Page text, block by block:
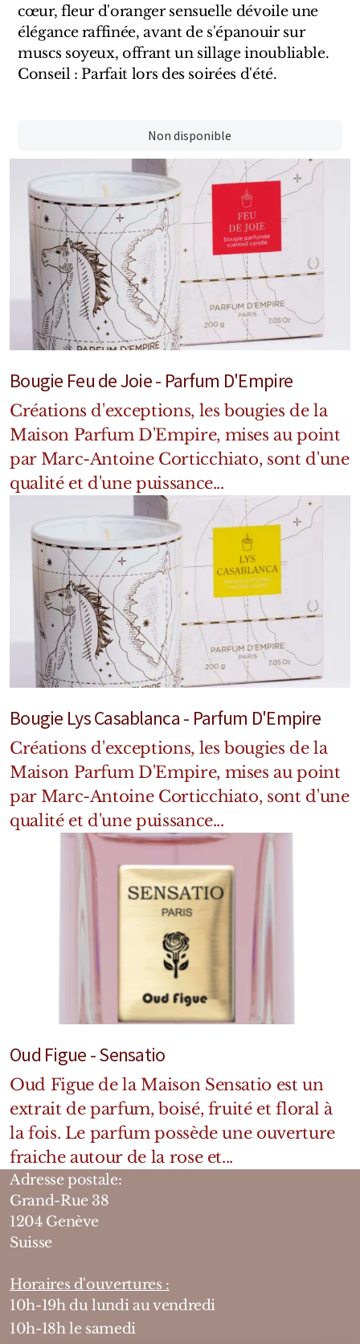
cœur, fleur d'oranger sensuelle dévoile une
élégance raffinée, avant de s'épanouir sur
muscs soyeux, offrant un sillage inoubliable.
Conseil : Parfait lors des soirées d'été.
Non disponible
Bougie Feu de Joie - Parfum D'Empire
Créations d'exceptions, les bougies de la
Maison Parfum D'Empire, mises au point
par Marc-Antoine Corticchiato, sont d'une
qualité et d'une puissance...
Bougie Lys Casablanca - Parfum D'Empire
Créations d'exceptions, les bougies de la
Maison Parfum D'Empire, mises au point
par Marc-Antoine Corticchiato, sont d'une
qualité et d'une puissance...
Oud Figue - Sensatio
Oud Figue de la Maison Sensatio est un
extrait de parfum, boisé, fruité et floral à
la fois. Le parfum possède une ouverture
fraiche autour de la rose et...
Adresse postale:
Grand-Rue 38
1204 Genève
Suisse
Horaires d'ouvertures :
10h-19h du lundi au vendredi
10h-18h le samedi
Eau D'Italie
Santa Maria Novella
Pernoire
Sam William
Marques Néerlandaises
Pure Distance
Marques Anglaises
Clive Christian
Marques Argentines
Altaia
Pour Lui
Pour Elle
Bougies
Cosmétiques